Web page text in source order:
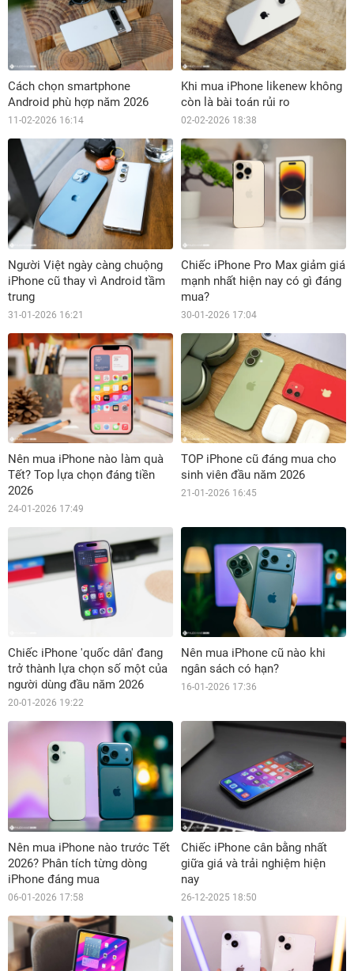
Cách chọn smartphone
Android phù hợp năm 2026
11-02-2026 16:14
Khi mua iPhone likenew không
còn là bài toán rủi ro
02-02-2026 18:38
Người Việt ngày càng chuộng
iPhone cũ thay vì Android tầm
trung
31-01-2026 16:21
Chiếc iPhone Pro Max giảm giá
mạnh nhất hiện nay có gì đáng
mua?
30-01-2026 17:04
Nên mua iPhone nào làm quà
Tết? Top lựa chọn đáng tiền
2026
24-01-2026 17:49
TOP iPhone cũ đáng mua cho
sinh viên đầu năm 2026
21-01-2026 16:45
Chiếc iPhone 'quốc dân' đang
trở thành lựa chọn số một của
người dùng đầu năm 2026
20-01-2026 19:22
Nên mua iPhone cũ nào khi
ngân sách có hạn?
16-01-2026 17:36
Nên mua iPhone nào trước Tết
2026? Phân tích từng dòng
iPhone đáng mua
06-01-2026 17:58
Chiếc iPhone cân bằng nhất
giữa giá và trải nghiệm hiện
nay
26-12-2025 18:50